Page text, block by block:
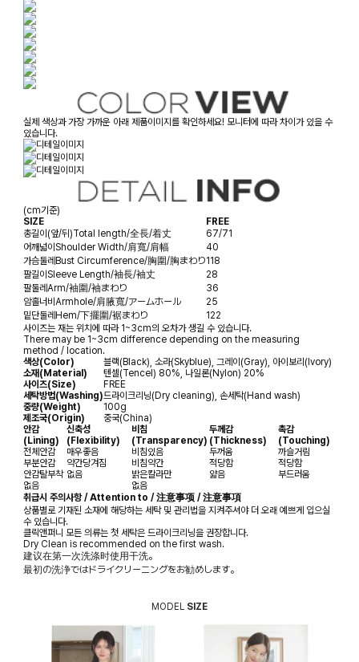
실제 색상과 가장 가까운 아래 제품이미지를 확인하세요! 모니터에 따라 차이가 있을 수
있습니다.
(cm기준)
SIZE
FREE
총길이(앞/뒤)Total length/全長/着丈
67/71
어깨넓이Shoulder Width/肩寬/肩幅
40
가슴둘레Bust Circumference/胸圍/胸まわり118
팔길이Sleeve Length/袖長/袖丈
28
팔둘레Arm/袖圍/袖まわり
36
암홀너비Armhole/肩腋寬/アームホール
25
밑단둘레Hem/下擺圍/裾まわり
122
사이즈는 재는 위치에 따라 1~3cm의 오차가 생길 수 있습니다.
There may be 1~3cm difference depending on the measuring
method / location.
색상(Color)
블랙(Black), 소라(Skyblue), 그레이(Gray), 아이보리(Ivory)
소재(Material)
텐셀(Tencel) 80%, 나일론(Nylon) 20%
사이즈(Size)
FREE
세탁방법(Washing)드라이크리닝(Dry cleaning), 손세탁(Hand wash)
중량(Weight)
100g
제조국(Origin)
중국(China)
안감
(Lining)
신축성
(Flexibility)
비침
(Transparency)
두께감
(Thickness)
촉감
(Touching)
전체안감
매우좋음 비침있음 두꺼움
까슬거림
부분안감
약간당겨짐 비침약간 적당함
적당함
안감탈부착 없음 밝은칼라만 얇음
부드러움
없음
없음
취급시 주의사항 / Attention to / 注意事项 / 注意事項
상품별로 기재된 소재에 해당하는 세탁 및 관리법을 지켜주셔야 더 오래 예쁘게 입으실
수 있습니다.
클릭앤퍼니 모든 의류는 첫 세탁은 드라이크리닝을 권장합니다.
Dry Clean is recommended on the first wash.
建议在第一次洗涤时使用干洗。
最初の洗浄ではドライクリーニングをお勧めします。
MODEL SIZE